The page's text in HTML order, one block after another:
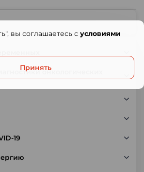
онкологических
19
вы соглашаетесь с условиями
Принять